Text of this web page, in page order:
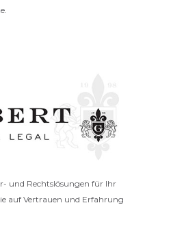
und Rechtslösungen für Ihr
auf Vertrauen und Erfahrung